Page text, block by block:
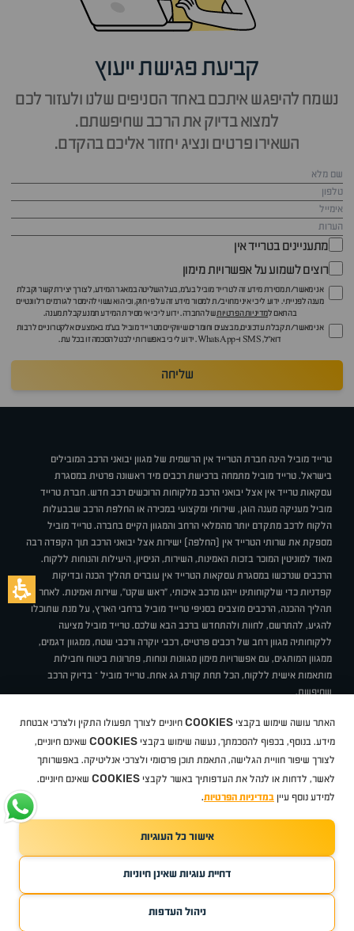
קביעת פגישת ייעוץ
נשמח להיפגש איתכם באחד הסניפים שלנו ולעזור לכם
למצוא בדיוק את הרכב שחיפשתם.
השאירו פרטים ונציג יחזור אליכם בהקדם.
מתעניינים בטרייד אין
רוצים לשמוע על אפשרויות מימון
אני מאשר/ת מסירת מידע זה לטרייד מוביל בע"מ, בעל השליטה במאגר המידע, לצורך יצירת קשר וקבלת
מענה לפנייתי. ידוע לי כי איני מחויב/ת למסור מידע זה על פי חוק, וכי הוא עשוי להימסר לגורמים רלוונטיים
בהתאם למדיניות הפרטיותשל החברה. ידוע לי כי אי מסירת המידע תמנע קבלת מענה.
אני מאשר/ת קבלת עדכונים, מבצעים וחומרים שיווקיים מטרייד מוביל בע"מ באמצעים אלקטרוניים לרבות
דוא״ל, SMS ו-WhatsApp. ידוע לי כי באפשרותי לבטל הסכמה זו בכל עת.
שליחה
טרייד מוביל הינה חברת הטרייד אין הרשמית של מגוון יבואני הרכב המובילים
בישראל. טרייד מוביל מתמחה ברכישת רכבים מיד ראשונה פרטית במסגרת
עסקאות טרייד אין אצל יבואני הרכב מלקוחות הרוכשים רכב חדש. חברת טרייד
מוביל מעניקה מענה הוגן, שירותי ומקצועי במכירה או החלפת הרכב שבבעלות
הלקוח לרכב מתקדם יותר מהמלאי הרחב והמגוון הקיים בחברה. טרייד מוביל
מספקת את שרותי הטרייד אין (החלפה) ישירות אצל יבואני הרכב תוך הקפדה רבה
מאוד למוניטין המוכר בזכות האמינות, השירות, הניסיון, היעילות והנוחות ללקוח.
הרכבים שנרכשו במסגרת עסקאות הטרייד אין עוברים תהליך הכנה ובדיקות
קפדניות כדי שלקוחותינו ייהנו מרכב איכותי, "ראש שקט", שירות ואמינות. לאחר
תהליך ההכנה, הרכבים מוצבים בסניפי טרייד מוביל ברחבי הארץ, על מנת שתוכלו
להגיע, להתרשם, לחוות ולהתחדש ברכב הבא שלכם. טרייד מוביל מציעה
ללקוחותיה מגוון רחב של רכבים פרטיים, רכבי יוקרה ורכבי שטח, ממגוון דגמים,
ממגוון המותגים, עם אפשרויות מימון מגוונות ונוחות, פתרונות ביטוח וחבילות
מותאמות אישית ללקוח, הכל תחת קורת גג אחת. טרייד מוביל – בדיוק הרכב
שחיפשת.
תקנוןBUY BACKמבצעיםמגזין טרייד מובילאיך זה עובד? דרושים
ניהול העדפות עוגיות
סיטרואןאופלפיג'ו MGמזדהבי ווי דיצ'ריטסלה ניסאןטויוטהדאצ'יהפולקסווגןטסלהג'יפ
לקסוסאאודיסקודהיונדאירנושברולט אקספנג
TradeMobile instagram
TradeMobile facebook
כל הזכויות שמורות טרייד מוביל2026
האתר עושה שימוש בקבצי COOKIES חיוניים לצורך תפעולו התקין ולצרכי אבטחת
מידע. בנוסף, בכפוף להסכמתך, נעשה שימוש בקבצי COOKIES שאינם חיוניים,
לצורך שיפור חוויית הגלישה, התאמת תוכן פרסומי ולצרכי אנליטיקה. באפשרותך
לאשר, לדחות או לנהל את העדפותיך באשר לקבצי COOKIES שאינם חיוניים.
למידע נוסף עיין במדיניות הפרטיות.
אישור כל העוגיות
דחיית עוגיות שאינן חיוניות
ניהול העדפות